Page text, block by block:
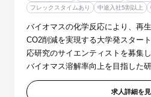
フレックスタイムあり
中途入社5割以上
バイオマスの化学反応により、再
CO2削減を実現する大学発スター
応研究のサイエンティストを募集します！ 【具体
バイオマス溶解率向上を目指した
属イオンの酸化還元反応を促進す
を有する固体触媒の開発 ...求人詳細を